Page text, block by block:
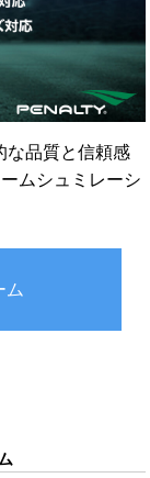
な品質と信頼感
ムシュミレーシ
ム